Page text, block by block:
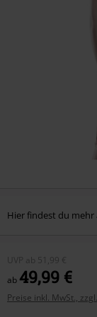
Hier findest du mehr
UVP ab
51,99 €
ab 49,99 €
Preise inkl. MwSt.,